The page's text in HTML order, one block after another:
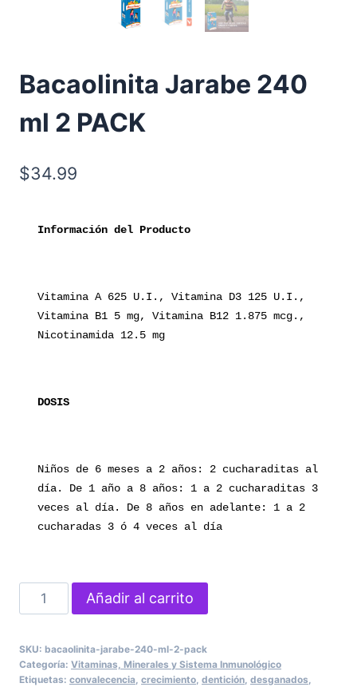
Bacaolinita Jarabe 240
ml 2 PACK
$34.99
Información del Producto
Vitamina A 625 U.I., Vitamina D3 125 U.I.,
Vitamina B1 5 mg, Vitamina B12 1.875 mcg.,
Nicotinamida 12.5 mg
DOSIS
Niños de 6 meses a 2 años: 2 cucharaditas al
día. De 1 año a 8 años: 1 a 2 cucharaditas 3
veces al día. De 8 años en adelante: 1 a 2
cucharadas 3 ó 4 veces al día
Bacaolinita
Jarabe
ml
2
Añadir al carrito
SKU: bacaolinita-jarabe-240-ml-2-pack
Categoría: Vitaminas, Minerales y Sistema Inmunológico
Etiquetas: convalecencia crecimiento dentición desganados